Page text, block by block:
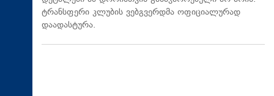
ტრანსფერი კლუბის ვებგვერდმა ოფიციალურად
დაადასტურა.